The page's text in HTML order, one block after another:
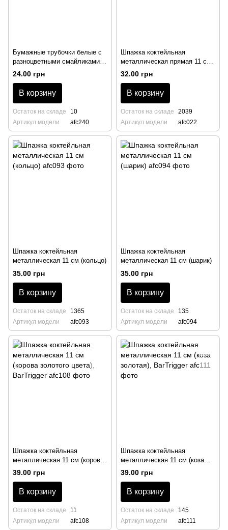
Бумажные трубочки белые с
разноцветными смайликами
25 шт, BarTrigger
24.00 грн
В корзину
Остаток на складе
10
Артикул модели
afc240
Шпажка коктейльная
металлическая прямая 11 см,
BarTrigger
32.00 грн
В корзину
Остаток на складе
2039
Артикул модели
afc022
Шпажка коктейльная
металлическая 11 см (кольцо)
35.00 грн
В корзину
Остаток на складе
1365
Артикул модели
afc093
Шпажка коктейльная
металлическая 11 см (шарик)
35.00 грн
В корзину
Остаток на складе
135
Артикул модели
afc094
Шпажка коктейльная
металлическая 11 см (корова
золотого цвета), BarTrigger
39.00 грн
В корзину
Остаток на складе
11
Артикул модели
afc108
Шпажка коктейльная
металлическая 11 см (коза
золотая), BarTrigger
39.00 грн
В корзину
Остаток на складе
145
Артикул модели
afc111